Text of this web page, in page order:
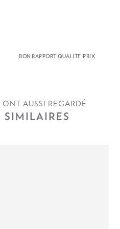
BON RAPPORT QUALITE-PRIX
AUSSI REGARDÉ
SIMILAIRES